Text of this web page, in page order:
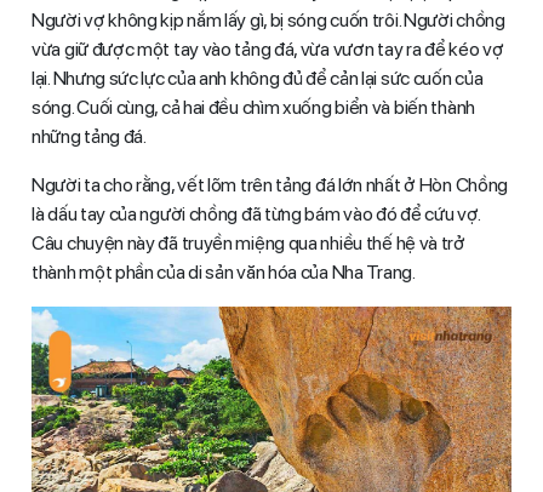
Người vợ không kịp nắm lấy gì, bị sóng cuốn trôi. Người chồng
vừa giữ được một tay vào tảng đá, vừa vươn tay ra để kéo vợ
lại. Nhưng sức lực của anh không đủ để cản lại sức cuốn của
sóng. Cuối cùng, cả hai đều chìm xuống biển và biến thành
những tảng đá.
Người ta cho rằng, vết lõm trên tảng đá lớn nhất ở Hòn Chồng
là dấu tay của người chồng đã từng bám vào đó để cứu vợ.
Câu chuyện này đã truyền miệng qua nhiều thế hệ và trở
thành một phần của di sản văn hóa của Nha Trang.